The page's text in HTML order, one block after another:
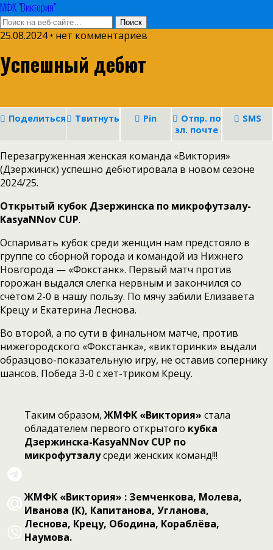
МФК "Виктория"
25.08.2024 • нет комментариев
Успешный дебют
Поделиться Твитнуть Pin
Отпр. по
эл. почте
SMS
Перезагруженная женская команда «Виктория»
(Дзержинск) успешно дебютировала в новом сезоне
2024/25.
Открытый кубок Дзержинска по микрофутзалу-
KasyaNNov CUP.
Оспаривать кубок среди женщин нам предстояло в
группе со сборной города и командой из Нижнего
Новгорода — «Фокстанк». Первый матч против
горожан выдался слегка нервным и закончился со
счётом 2-0 в нашу пользу. По мячу забили Елизавета
Крецу и Екатерина Леснова.
Во второй, а по сути в финальном матче, против
нижегородского «Фокстанка», «викторинки» выдали
образцово-показательную игру, не оставив сопернику
шансов. Победа 3-0 с хет-триком Крецу.
Таким образом,ЖМФК «Виктория» стала
обладателем первого открытого кубка
Дзержинска-KasyaNNov CUP по
микрофутзалусреди женских команд!!!
ЖМФК «Виктория» : Земченкова, Молева,
Иванова (К), Капитанова, Угланова,
Леснова, Крецу, Ободина, Кораблёва,
Наумова.